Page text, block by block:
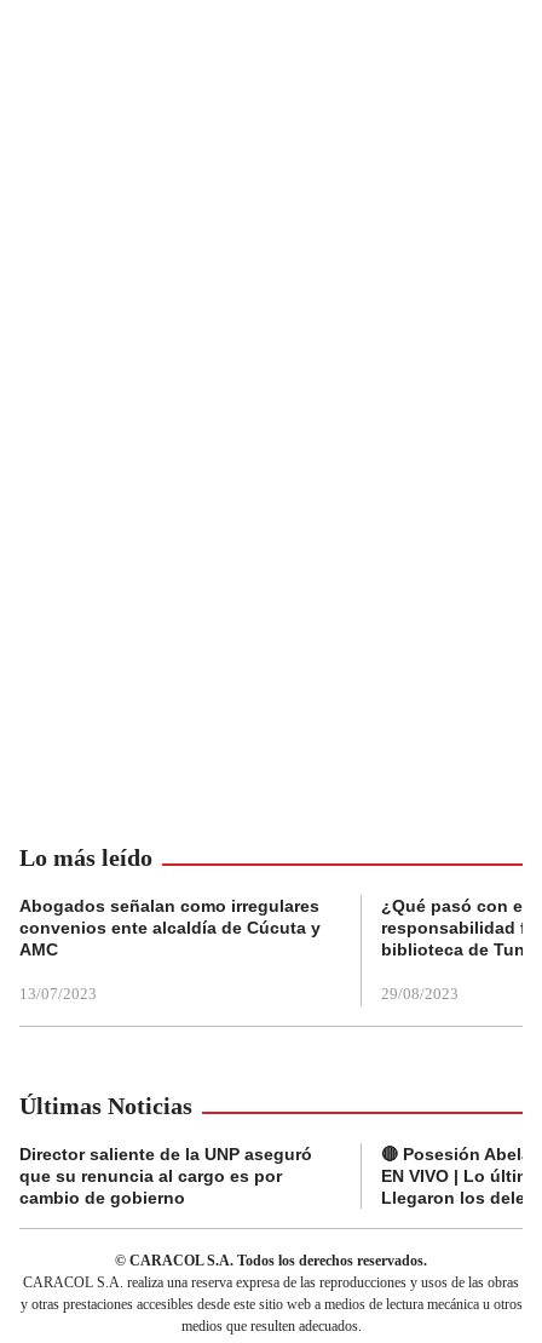
Lo más leído
Abogados señalan como irregulares
convenios ente alcaldía de Cúcuta y
AMC
13/07/2023
¿Qué pasó con el
responsabilidad
biblioteca de
29/08/2023
Últimas Noticias
Director saliente de la UNP aseguró
que su renuncia al cargo es por
cambio de gobierno
🔴 Posesión
EN VIVO | Lo
Llegaron los
© CARACOL S.A. Todos los derechos reservados.
CARACOL S.A. realiza una reserva expresa de las reproducciones y usos de las obras
y otras prestaciones accesibles desde este sitio web a medios de lectura mecánica u otros
medios que resulten adecuados.